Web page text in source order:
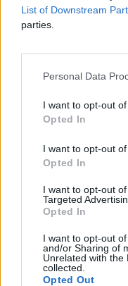
List of Downstream
parties.
Personal Data
I want to opt-out
Opted In
I want to opt-out
Opted In
I want to opt-out
Targeted
Opted In
I want to opt-out
and/or Sharing of
Unrelated with the
collected.
Opted Out
Holandia i Ukraina.
Dzisiaj 20:34
Reklama
Reklama